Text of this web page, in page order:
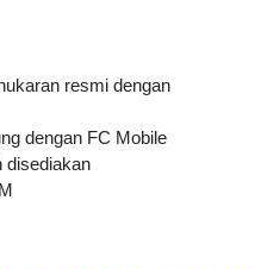
resmi dengan
dengan FC Mobile
disediakan